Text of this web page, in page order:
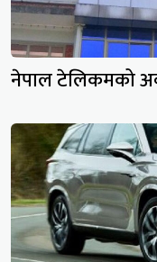
नेपाल टेलिकमको